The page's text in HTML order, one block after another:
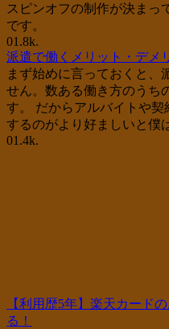
スピンオフの制作が決まっ
です。
01.8k.
派遣で働くメリット・デメ
まず始めに言っておくと、
せん。数ある働き方のうち
す。 だからアルバイトや
するのがより好ましいと僕
01.4k.
【利用歴5年】楽天カード
る！